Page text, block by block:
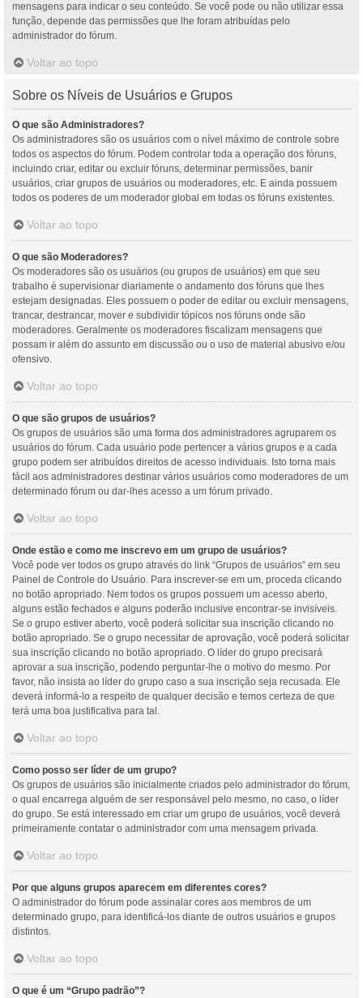
mensagens para indicar o seu conteúdo. Se você pode ou não utilizar essa
função, depende das permissões que lhe foram atribuídas pelo
administrador do fórum.
Voltar ao topo
Sobre os Níveis de Usuários e Grupos
O que são Administradores?
Os administradores são os usuários com o nível máximo de controle sobre
todos os aspectos do fórum. Podem controlar toda a operação dos fóruns,
incluindo criar, editar ou excluir fóruns, determinar permissões, banir
usuários, criar grupos de usuários ou moderadores, etc. E ainda possuem
todos os poderes de um moderador global em todas os fóruns existentes.
Voltar ao topo
O que são Moderadores?
Os moderadores são os usuários (ou grupos de usuários) em que seu
trabalho é supervisionar diariamente o andamento dos fóruns que lhes
estejam designadas. Eles possuem o poder de editar ou excluir mensagens,
trancar, destrancar, mover e subdividir tópicos nos fóruns onde são
moderadores. Geralmente os moderadores fiscalizam mensagens que
possam ir além do assunto em discussão ou o uso de material abusivo e/ou
ofensivo.
Voltar ao topo
O que são grupos de usuários?
Os grupos de usuários são uma forma dos administradores agruparem os
usuários do fórum. Cada usuário pode pertencer a vários grupos e a cada
grupo podem ser atribuídos direitos de acesso individuais. Isto torna mais
fácil aos administradores destinar vários usuários como moderadores de um
determinado fórum ou dar-lhes acesso a um fórum privado.
Voltar ao topo
Onde estão e como me inscrevo em um grupo de usuários?
Você pode ver todos os grupo através do link “Grupos de usuários” em seu
Painel de Controle do Usuário. Para inscrever-se em um, proceda clicando
no botão apropriado. Nem todos os grupos possuem um acesso aberto,
alguns estão fechados e alguns poderão inclusive encontrar-se invisíveis.
Se o grupo estiver aberto, você poderá solicitar sua inscrição clicando no
botão apropriado. Se o grupo necessitar de aprovação, você poderá solicitar
sua inscrição clicando no botão apropriado. O líder do grupo precisará
aprovar a sua inscrição, podendo perguntar-lhe o motivo do mesmo. Por
favor, não insista ao líder do grupo caso a sua inscrição seja recusada. Ele
deverá informá-lo a respeito de qualquer decisão e temos certeza de que
terá uma boa justificativa para tal.
Voltar ao topo
Como posso ser líder de um grupo?
Os grupos de usuários são inicialmente criados pelo administrador do fórum,
o qual encarrega alguém de ser responsável pelo mesmo, no caso, o líder
do grupo. Se está interessado em criar um grupo de usuários, você deverá
primeiramente contatar o administrador com uma mensagem privada.
Voltar ao topo
Por que alguns grupos aparecem em diferentes cores?
O administrador do fórum pode assinalar cores aos membros de um
determinado grupo, para identificá-los diante de outros usuários e grupos
distintos.
Voltar ao topo
O que é um “Grupo padrão”?